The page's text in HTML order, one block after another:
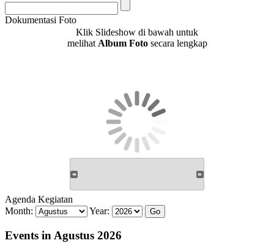
Dokumentasi Foto
Klik Slideshow di bawah untuk
melihat Album Fotosecara lengkap
Agenda Kegiatan
Month:
Year:
Events in Agustus 2026